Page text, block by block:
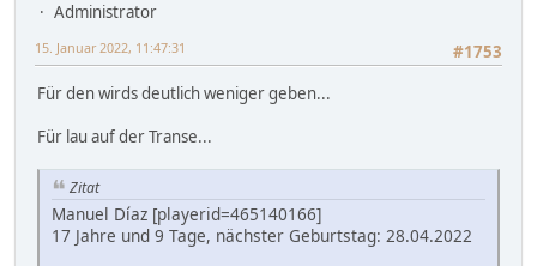
Administrator
#1753
15. Januar 2022, 11:47:31
Für den wirds deutlich weniger geben...
Für lau auf der Transe...
Zitat
Manuel Díaz [playerid=465140166]
17 Jahre und 9 Tage, nächster Geburtstag: 28.04.2022